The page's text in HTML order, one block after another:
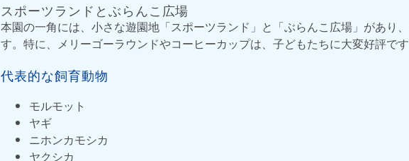
スポーツランドとぶらんこ広場
本園の一角には、小さな遊園地「スポーツランド」と「ぶらんこ広場」があり
す。特に、メリーゴーラウンドやコーヒーカップは、子どもたちに大変好評です
代表的な飼育動物
モルモット
ヤギ
ニホンカモシカ
ヤクシカ